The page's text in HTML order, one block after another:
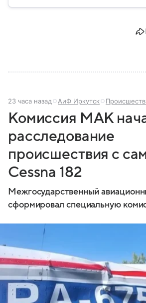
России, какие задачи выполняет
23 часа назад АиФ Иркутск
Комиссия МАК
расследование
происшествия с
Cessna 182
Межгосударственный
сформировал специальную